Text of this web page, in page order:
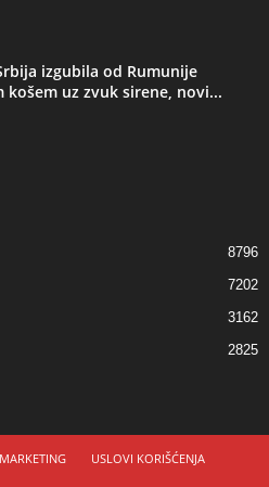
izgubila od Rumunije
košem uz zvuk sirene, novi...
8796
7202
3162
2825
MARKETING
USLOVI KORIŠĆENJA